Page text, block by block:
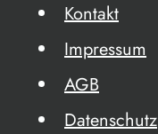
Kontakt
Impressum
AGB
Datenschutz